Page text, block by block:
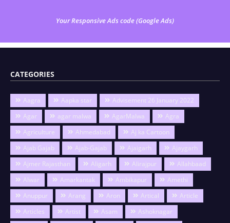
Your Responsive Ads code (Google Ads)
CATEGORIES
Aagra Aapka star
Advisement 26 January 2022
Agar
agar malwa AgarMalwa
Agra
Agriculture
Ahmedabad
Aj ka Cartoon
Ajab Gajab
Ajab-Gajab Ajaigarh
Ajaygarh
Ajmer Rajasthan
Aligarh Alirajpur
Allahbaad
Alwar
Amarkantak Ambikapur
Amethi
Anuppur
Arang Aron Artical
Article
Articles
Artist Asam
Ashoknagar